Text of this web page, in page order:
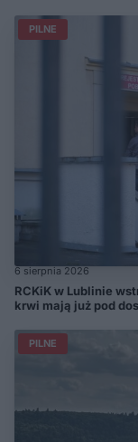
PILNE
6 sierpnia 2026
RCKiK w Lublinie
krwi mają już pod
PILNE